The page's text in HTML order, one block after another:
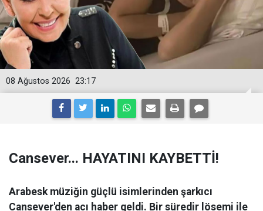
23:17
08 Ağustos 2026
Cansever... HAYATINI KAYBETTİ!
Arabesk müziğin güçlü isimlerinden şarkıcı
Cansever'den acı haber geldi. Bir süredir lösemi ile